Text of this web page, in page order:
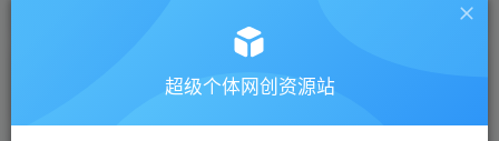
研究探讨更多创业项目路子。
会员专属推广链接
招募站长
超级个体网创资源站